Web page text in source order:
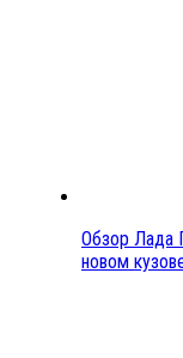
Обзор Лада
новом